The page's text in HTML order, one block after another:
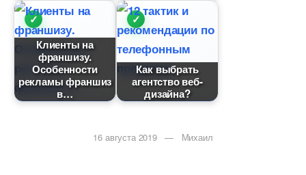
Клиенты на
франшизу.
Особенности
рекламы франшиз
Как выбрать
агентство веб-
дизайна?
16 августа 2019 — Михаил